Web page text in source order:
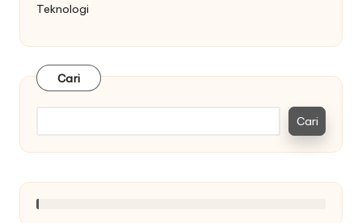
Teknologi
Cari
Cari